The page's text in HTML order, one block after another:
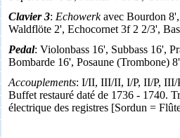
Clavier 3: Echowerkavec Bourdon
Waldflöte 2', Echocornet 3f 2 2/3',
Pedal: Violonbass 16', Subbass 16',
Bombarde 16', Posaune (Trombone)
Accouplements: I/II, III/II, I/P, II/P, III/
Buffet restauré daté de 1736 - 1740.
électrique des registres [Sordun =